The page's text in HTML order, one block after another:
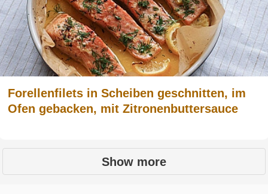
Forellenfilets in Scheiben geschnitten, im
Ofen gebacken, mit Zitronenbuttersauce
Show more